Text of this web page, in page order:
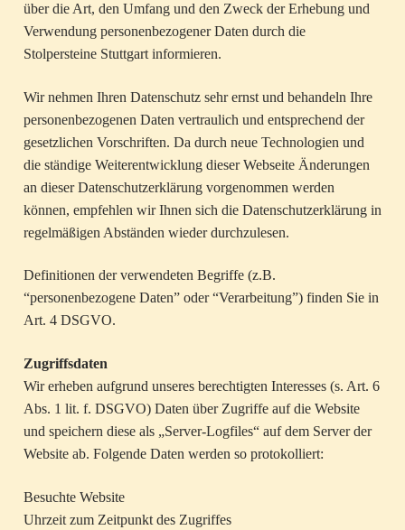
über die Art, den Umfang und den Zweck der Erhebung und
Verwendung personenbezogener Daten durch die
Stolpersteine Stuttgart informieren.
Wir nehmen Ihren Datenschutz sehr ernst und behandeln Ihre
personenbezogenen Daten vertraulich und entsprechend der
gesetzlichen Vorschriften. Da durch neue Technologien und
die ständige Weiterentwicklung dieser Webseite Änderungen
an dieser Datenschutzerklärung vorgenommen werden
können, empfehlen wir Ihnen sich die Datenschutzerklärung in
regelmäßigen Abständen wieder durchzulesen.
Definitionen der verwendeten Begriffe (z.B.
“personenbezogene Daten” oder “Verarbeitung”) finden Sie in
Art. 4 DSGVO.
Zugriffsdaten
Wir erheben aufgrund unseres berechtigten Interesses (s. Art. 6
Abs. 1 lit. f. DSGVO) Daten über Zugriffe auf die Website
und speichern diese als „Server-Logfiles“ auf dem Server der
Website ab. Folgende Daten werden so protokolliert:
Besuchte Website
Uhrzeit zum Zeitpunkt des Zugriffes